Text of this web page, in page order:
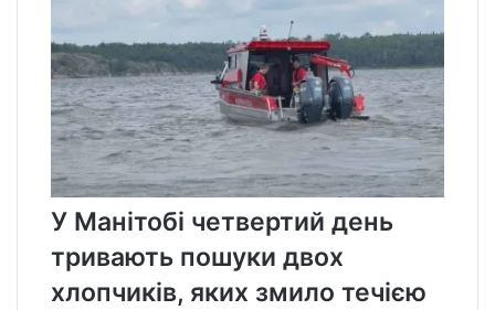
У Манітобі четвертий день
тривають пошуки двох
хлопчиків, яких змило течією